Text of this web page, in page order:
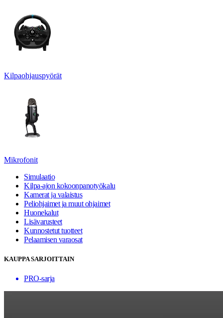
Kilpaohjauspyörät
Mikrofonit
Simulaatio
Kilpa-ajon kokoonpanotyökalu
Kamerat ja valaistus
Peliohjaimet ja muut ohjaimet
Huonekalut
Lisävarusteet
Kunnostetut tuotteet
Pelaamisen varaosat
KAUPPA SARJOITTAIN
PRO-sarja